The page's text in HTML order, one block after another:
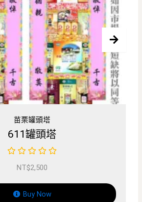
米塔罐頭塔
祈福米塔(200G)
NT$2,800
Buy Now